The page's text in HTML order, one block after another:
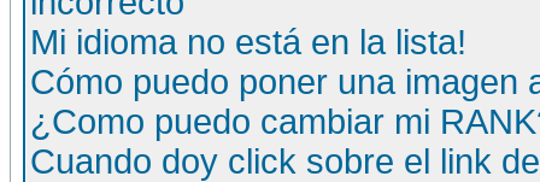
Mi idioma no está en la lista!
Cómo puedo poner una imagen
¿Como puedo cambiar mi
Cuando doy click sobre el link